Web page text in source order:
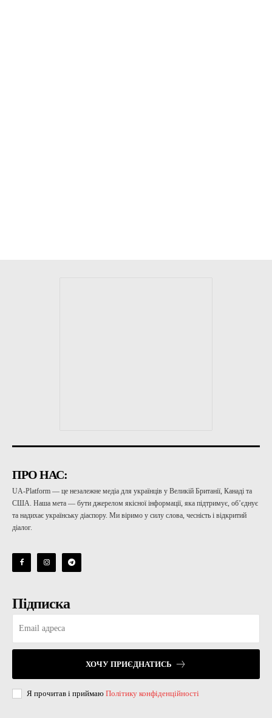
ПРО НАС:
UA-Platform — це незалежне медіа для українців у Великій Британії, Канаді та
США. Наша мета — бути джерелом якісної інформації, яка підтримує, об’єднує
та надихає українську діаспору. Ми віримо у силу слова, чесність і відкритий
діалог.
Підписка
ХОЧУ ПРИЄДНАТИСЬ
Я прочитав і приймаю Політику конфіденційності